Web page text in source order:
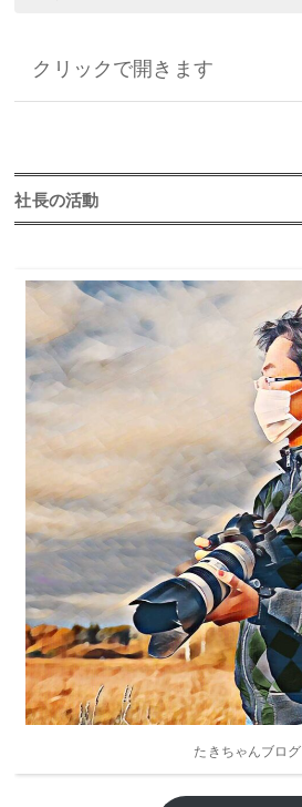
クリックで開きます
2026年
2025年
2023年
2022年
2020年
2019年
2018年
2017年
2016年
2015年
社長の活動
たきちゃんブログ